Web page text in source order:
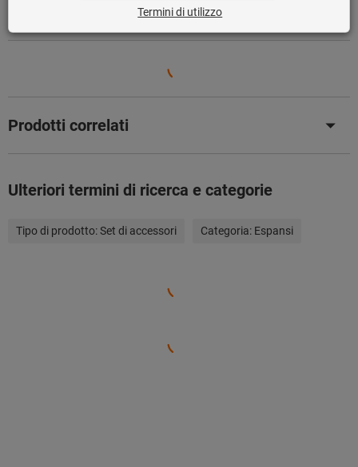
Download & documenti
Prodotti correlati
Ulteriori termini di ricerca e categorie
Tipo di prodotto:Set di accessori Categoria: Espansi